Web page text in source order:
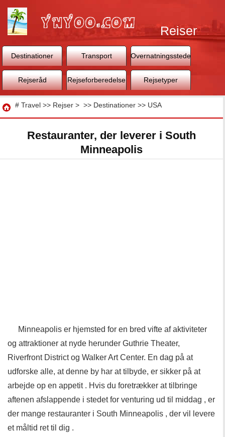
Rejser
Destinationer Transport Overnatningssteder
Rejseråd Rejseforberedelse Rejsetyper
Rejse
# Travel >> Rejser > >> Destinationer >> USA
Restauranter, der leverer i South
Minneapolis
Minneapolis er hjemsted for en bred vifte af aktiviteter
og attraktioner at nyde herunder Guthrie Theater,
Riverfront District og Walker Art Center. En dag på at
udforske alle, at denne by har at tilbyde, er sikker på at
arbejde op en appetit . Hvis du foretrækker at tilbringe
aftenen afslappende i stedet for venturing ud til middag , er
der mange restauranter i South Minneapolis , der vil levere
et måltid ret til dig .